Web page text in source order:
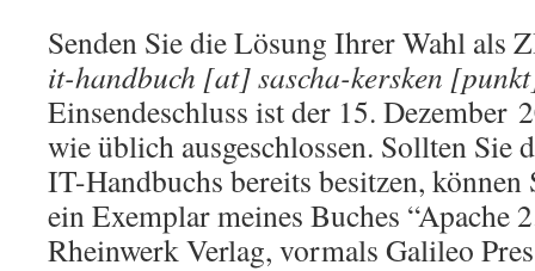
Senden Sie die Lösung Ihrer Wahl als
it-handbuch [at] sascha-kersken
Einsendeschluss ist der 15. Dezember
wie üblich ausgeschlossen. Sollten Sie
IT-Handbuchs bereits besitzen, können
ein Exemplar meines Buches “Apache
Rheinwerk Verlag, vormals Galileo